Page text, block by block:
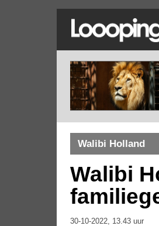
Walibi Holland
Walibi
30-10-2022, 13.43 uur